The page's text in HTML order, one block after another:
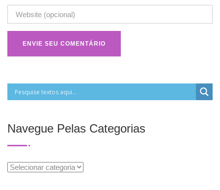
Navegue Pelas Categorias
Navegue